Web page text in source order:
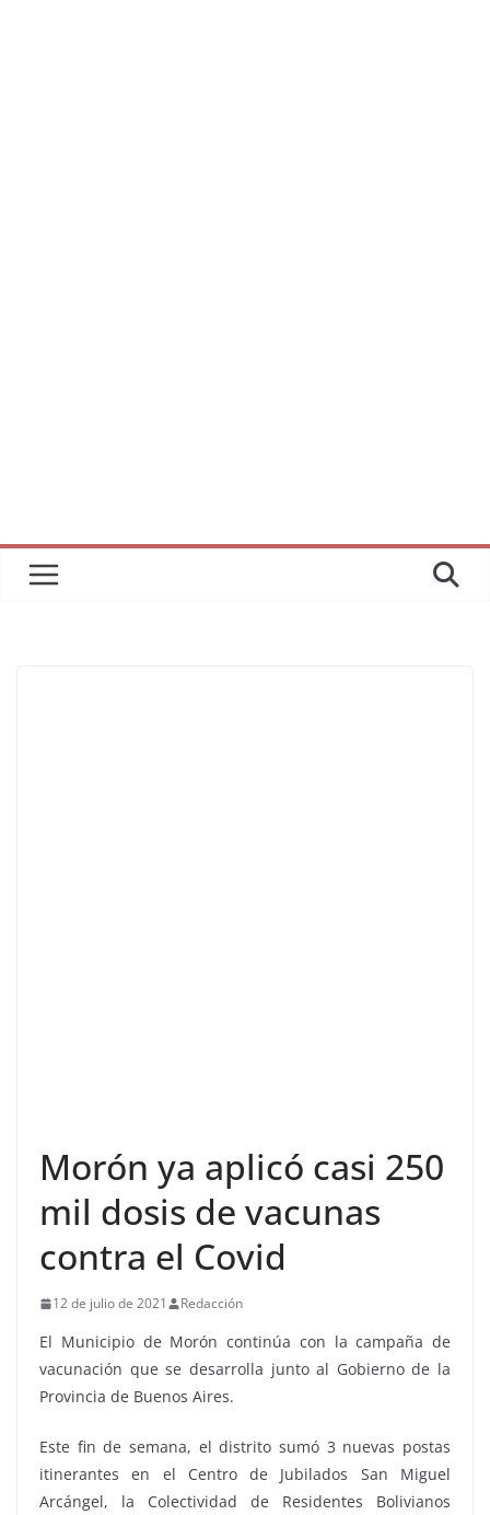
Morón ya aplicó casi 250
mil dosis de vacunas
contra el Covid
12 de julio de 2021 Redacción
El Municipio de Morón continúa con la campaña de
vacunación que se desarrolla junto al Gobierno de la
Provincia de Buenos Aires.
Este fin de semana, el distrito sumó 3 nuevas postas
itinerantes en el Centro de Jubilados San Miguel
Arcángel, la Colectividad de Residentes Bolivianos